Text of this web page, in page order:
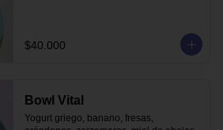
$40.000
Bowl Vital
Yogurt griego, banano, fresas,